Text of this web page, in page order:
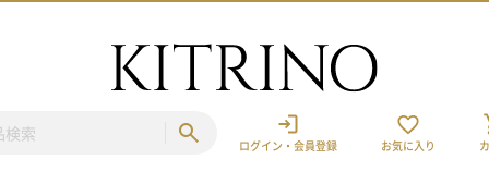
ログイン・会員登録 お気に入り